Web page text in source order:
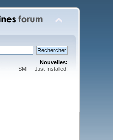
Nouvelles:
SMF - Just Installed!